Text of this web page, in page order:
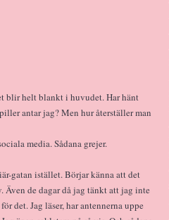
blir helt blankt i huvudet. Har hänt
antar jag? Men hur återställer man
media. Sådana grejer.
gatan istället. Börjar känna att det
Även de dagar då jag tänkt att jag inte
det. Jag läser, har antennerna uppe